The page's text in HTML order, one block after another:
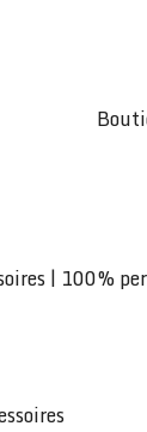
| 100%